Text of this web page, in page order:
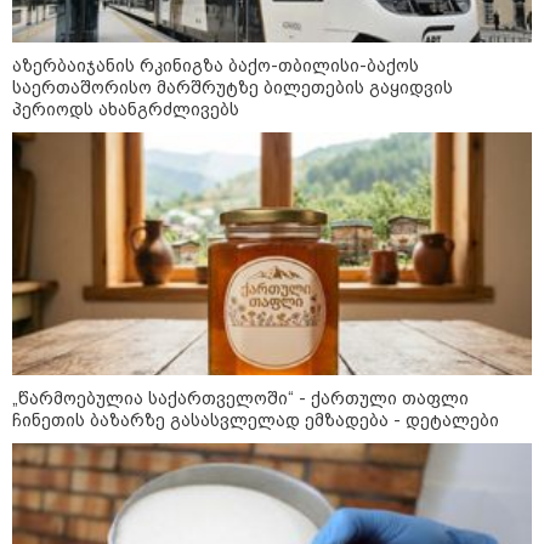
"ეს ის ადგილია, საიდანაც
გავრცელდა.... დანარჩენი თქვენ
განსაჯეთ, რამდენად
შესაძლებელია აქ ადამიანის
გადავარდნა" - რა კადრებს
აქვეყნებს კობა ახალაძე
მლეთიდან, სადაც 12 წლის წინ
გურამ დადიანიძე გაუჩინარდა?
სექტემბრიდან ამოქმედდება და
60 წელს გადაცილებულ პირებს
შეეხებათ! - საქართველოს
ეროვნული ბანკი განცხადებას
ავრცელებს
პოლიტიკა
აზერბაიჯანის რკინიგზა ბაქო-თბილისი-ბაქოს
საერთაშორისო მარშრუტზე ბილეთების გაყიდვის
პერიოდს ახანგრძლივებს
„წარმოებულია საქართველოში“ - ქართული თაფლი
ჩინეთის ბაზარზე გასასვლელად ემზადება - დეტალები